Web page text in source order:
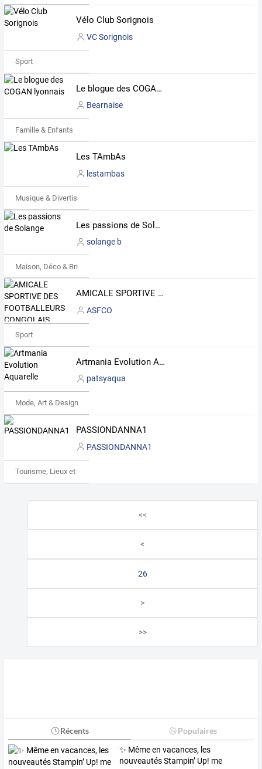
Vélo Club Sorignois
VC Sorignois
Sport
Le blogue des COGAN lyonnais
Bearnaise
Famille & Enfants
Les TAmbAs
lestambas
Musique & Divertissements
Les passions de Solange
solange b
Maison, Déco & Bricolage
AMICALE SPORTIVE DES FOOTBALLEURS CONGOLAIS
ASFCO
Sport
Artmania Evolution Aquarelle
patsyaqua
Mode, Art & Design
PASSIONDANNA1
PASSIONDANNA1
Tourisme, Lieux et Événements
<<
<
26
>
>>
Récents Populaires
✨ Même en vacances, les
nouveautés Stampin’ Up! me